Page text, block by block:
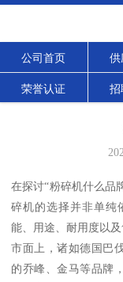
公司首页 供
荣誉认证 招
在探讨“粉碎机什么品
碎机的选择并非单纯
能、用途、耐用度以及
市面上，诸如德国巴
的乔峰、金马等品牌